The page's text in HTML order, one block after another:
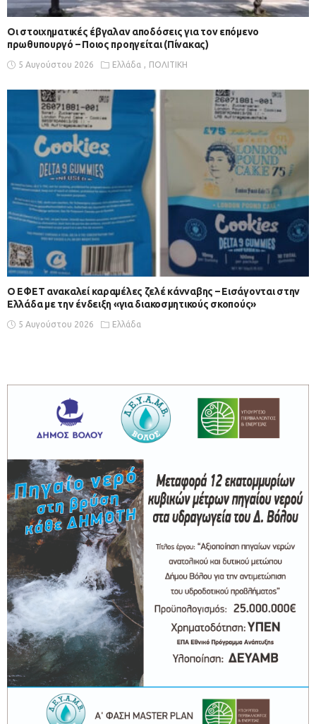
Οι στοιχηματικές έβγαλαν αποδόσεις για τον επόμενο
πρωθυπουργό – Ποιος προηγείται (Πίνακας)
5 Αυγούστου 2026 Ελλάδα ΠΟΛΙΤΙΚΗ
Ο ΕΦΕΤ ανακαλεί καραμέλες ζελέ κάνναβης – Εισάγονται στην
Ελλάδα με την ένδειξη «για διακοσμητικούς σκοπούς»
5 Αυγούστου 2026 Ελλάδα